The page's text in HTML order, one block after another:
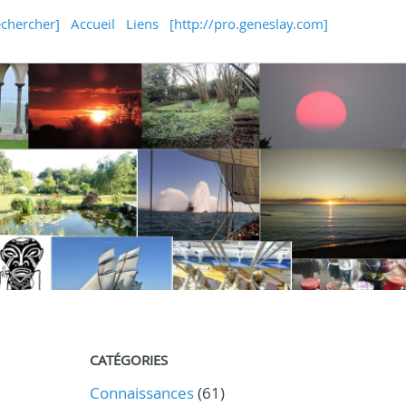
Accueil Liens [http://pro.geneslay.com]
CATÉGORIES
Connaissances(61)